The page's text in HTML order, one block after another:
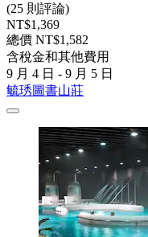
(25 則評論)
NT$1,369
總價 NT$1,582
含稅金和其他費用
9 月 4 日 - 9 月 5 日
毓琇圖書山莊